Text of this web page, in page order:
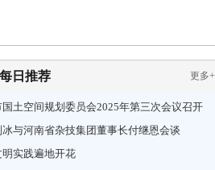
每日推荐 更多+
国土空间规划委员会2025年第三次会议召开
冰与河南省杂技集团董事长付继恩会谈
明实践遍地开花